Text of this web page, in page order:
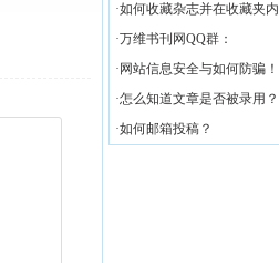
·如何收藏杂志并在收藏夹内
·万维书刊网QQ群：
· 网站信息安全与如何防骗！
·怎么知道文章是否被录用？
·如何邮箱投稿？